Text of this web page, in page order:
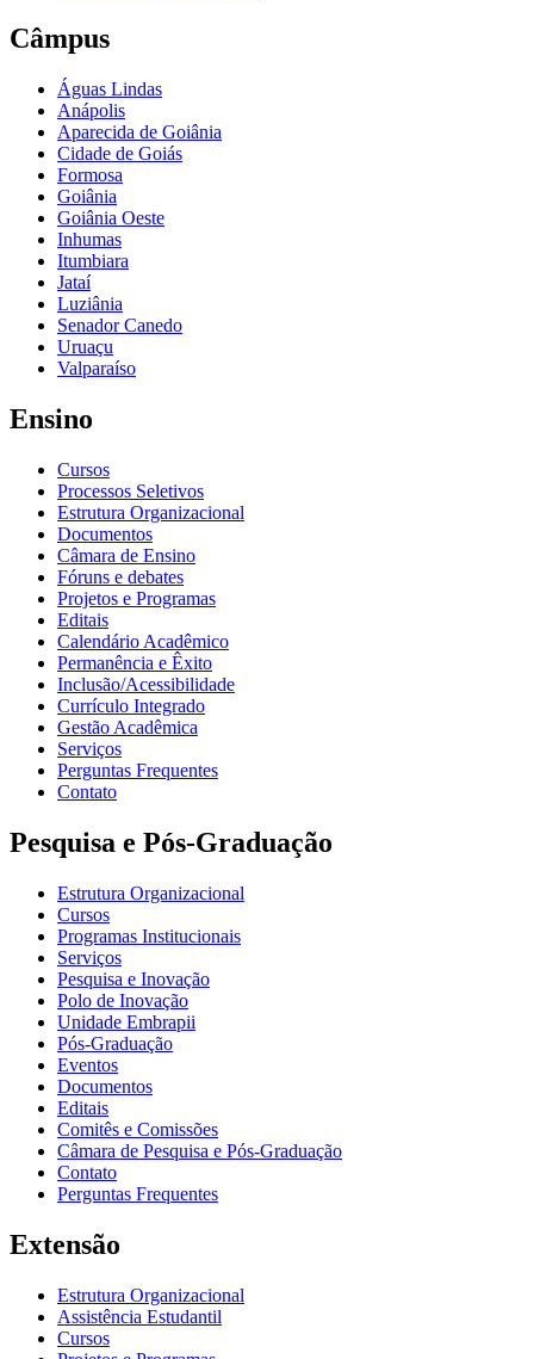
Câmpus
Águas Lindas
Anápolis
Aparecida de Goiânia
Cidade de Goiás
Formosa
Goiânia
Goiânia Oeste
Inhumas
Itumbiara
Jataí
Luziânia
Senador Canedo
Uruaçu
Valparaíso
Ensino
Cursos
Processos Seletivos
Estrutura Organizacional
Documentos
Câmara de Ensino
Fóruns e debates
Projetos e Programas
Editais
Calendário Acadêmico
Permanência e Êxito
Inclusão/Acessibilidade
Currículo Integrado
Gestão Acadêmica
Serviços
Perguntas Frequentes
Contato
Pesquisa e Pós-Graduação
Estrutura Organizacional
Cursos
Programas Institucionais
Serviços
Pesquisa e Inovação
Polo de Inovação
Unidade Embrapii
Pós-Graduação
Eventos
Documentos
Editais
Comitês e Comissões
Câmara de Pesquisa e Pós-Graduação
Contato
Perguntas Frequentes
Extensão
Estrutura Organizacional
Assistência Estudantil
Cursos